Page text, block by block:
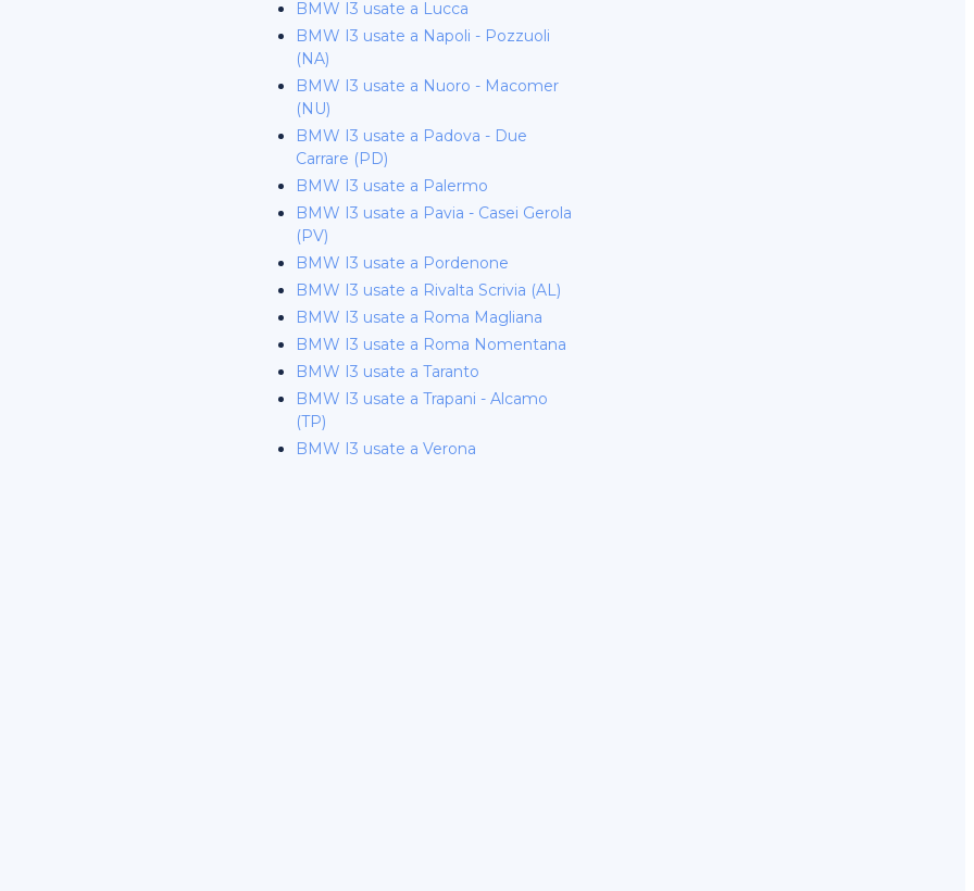
BMW I3 usate a Lucca
BMW I3 usate a Napoli - Pozzuoli
(NA)
BMW I3 usate a Nuoro - Macomer
(NU)
BMW I3 usate a Padova - Due
Carrare (PD)
BMW I3 usate a Palermo
BMW I3 usate a Pavia - Casei Gerola
(PV)
BMW I3 usate a Pordenone
BMW I3 usate a Rivalta Scrivia (AL)
BMW I3 usate a Roma Magliana
BMW I3 usate a Roma Nomentana
BMW I3 usate a Taranto
BMW I3 usate a Trapani - Alcamo
(TP)
BMW I3 usate a Verona